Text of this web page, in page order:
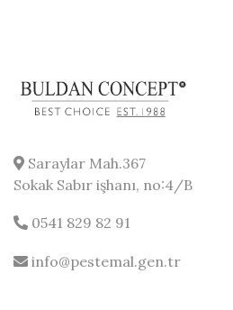
Saraylar Mah.367
Sokak Sabır işhanı, no:4/B
0541 829 82 91
info@pestemal.gen.tr